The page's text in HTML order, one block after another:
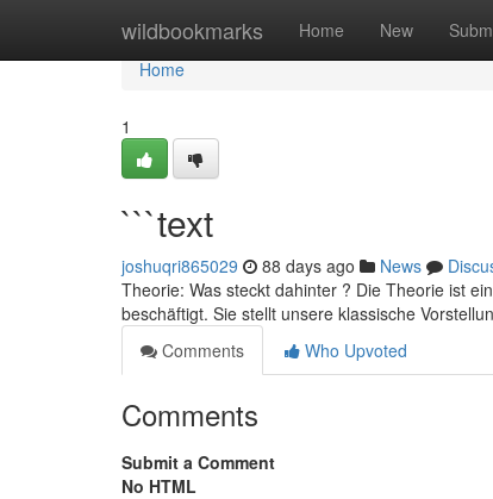
wildbookmarks Home New
Home
Home
1
```text
joshuqri865029 88 days ago News
Theorie: Was steckt dahinter ? Die Theorie ist
beschäftigt. Sie stellt unsere klassische
Comments
Who Upvoted
Comments
Submit a Comment
No HTML